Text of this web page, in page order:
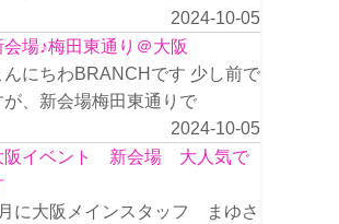
2024-10-05
会場♪梅田東通り＠大阪
んにちわBRANCHです 少し前で
が、新会場梅田東通りで
2024-10-05
阪イベント 新会場 大人気で
に大阪メインスタッフ まゆさ